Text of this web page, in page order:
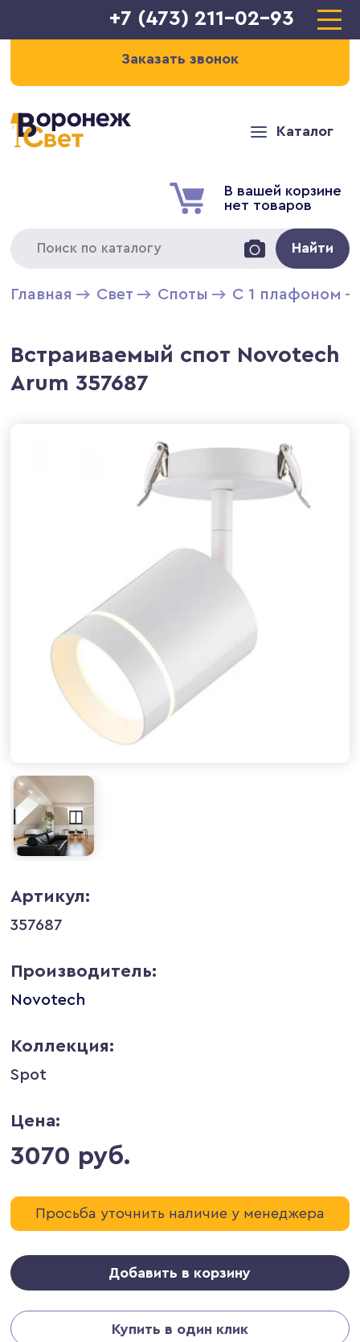
+7 (473) 211-02-93
Заказать звонок
Каталог
В вашей корзине
нет товаров
Найти
Главная Свет Cпоты С 1 плафоном
Встраиваемый спот Novotech
Arum 357687
Артикул:
357687
Производитель:
Novotech
Коллекция:
Spot
Цена:
3070 руб.
Просьба уточнить наличие у менеджера
Добавить в корзину
Купить в один клик